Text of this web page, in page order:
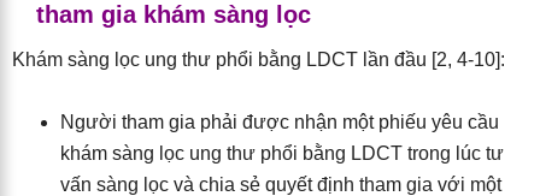
tham gia khám sàng lọc
Khám sàng lọc ung thư phổi bằng LDCT lần đầu [2, 4-10]:
Người tham gia phải được nhận một phiếu yêu cầu
khám sàng lọc ung thư phổi bằng LDCT trong lúc tư
vấn sàng lọc và chia sẻ quyết định tham gia với một